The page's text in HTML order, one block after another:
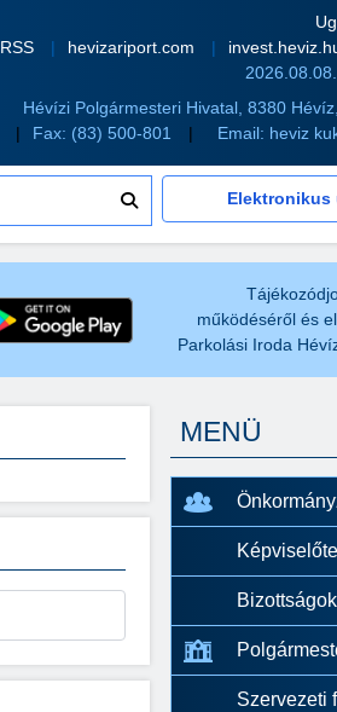
RSS
hevizariport.com
Hévízi Polgármesteri Hivatal, 8380
Fax: (83) 500-801 Email: heviz
Elektronikus
működéséről és
Parkolási Iroda
MENÜ
Bizottságok
Szervezeti